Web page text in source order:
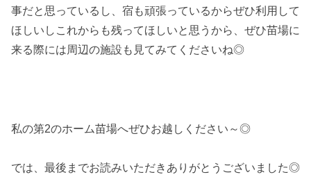
事だと思っているし、宿も頑張っているからぜひ利用して
ほしいしこれからも残ってほしいと思うから、ぜひ苗場に
来る際には周辺の施設も見てみてくださいね◎
私の第2のホーム苗場へぜひお越しください～◎
では、最後までお読みいただきありがとうございました◎